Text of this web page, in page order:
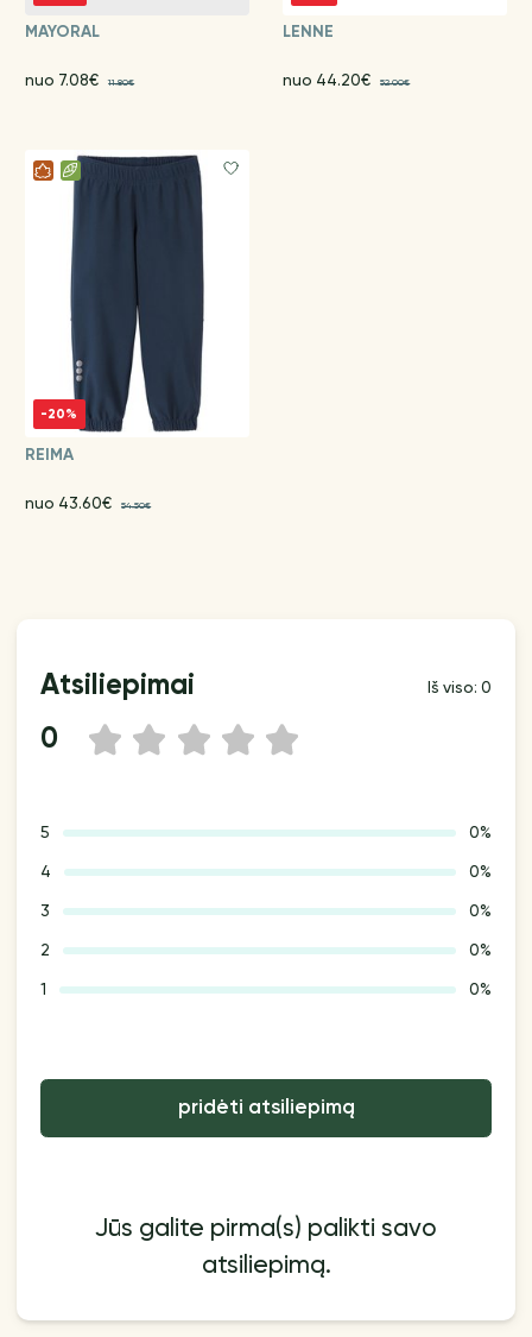
MAYORAL
nuo 7.08€ 11.80€
LENNE
nuo 44.20€ 52.00€
-20%
REIMA
nuo 43.60€ 54.50€
Atsiliepimai Iš viso: 0
0 5
4
3
2
1
5 0%
4 0%
3 0%
2 0%
1 0%
pridėti atsiliepimą
Jūs galite pirma(s) palikti savo
atsiliepimą.